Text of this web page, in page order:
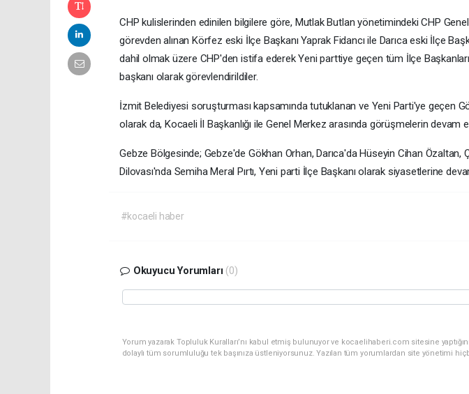
CHP kulislerinden edinilen bilgilere göre, Mutlak Butlan yönetimindeki CHP
görevden alınan Körfez eski İlçe Başkanı Yaprak Fidancı ile Darıca eski İlçe
dahil olmak üzere CHP'den istifa ederek Yeni parttiye geçen tüm İlçe
başkanı olarak görevlendirildiler.
İzmit Belediyesi soruşturması kapsamında tutuklanan ve Yeni Parti'ye geçen
olarak da, Kocaeli İl Başkanlığı ile Genel Merkez arasında görüşmelerin devam
Gebze Bölgesinde; Gebze'de Gökhan Orhan, Darıca'da Hüseyin Cihan Özaltan,
Dilovası'nda Semiha Meral Pırtı, Yeni parti İlçe Başkanı olarak siyasetlerine
#kocaeli haber
Okuyucu Yorumları (0)
Yorum yazarak Topluluk Kuralları’nı kabul etmiş bulunuyor ve kocaelihaberi.com sitesine
dolaylı tüm sorumluluğu tek başınıza üstleniyorsunuz. Yazılan tüm yorumlardan site yönetimi